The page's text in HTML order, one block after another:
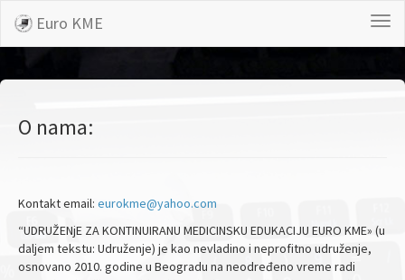
Euro KME
O nama:
Kontakt email: eurokme@yahoo.com
“UDRUŽENjE ZA KONTINUIRANU MEDICINSKU EDUKACIJU EURO KME» (u
daljem tekstu: Udruženje) je kao nevladino i neprofitno udruženje,
osnovano 2010. godine u Beogradu na neodređeno vreme radi